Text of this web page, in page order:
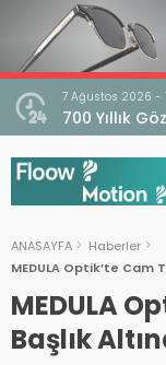
7 Ağustos 2026 -
700 Yıllık
ANASAYFA
Haberler
MEDULA Optik’te Cam
MEDULA
Başlık